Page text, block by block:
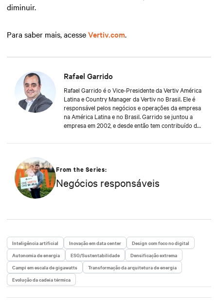
diminuir.
Para saber mais, acesseVertiv.com.
Rafael Garrido
Rafael Garrido é o Vice-Presidente da Vertiv América
Latina e Country Manager da Vertiv no Brasil. Ele é
responsável pelos negócios e operações da empresa
na América Latina e no Brasil. Garrido se juntou a
empresa em 2002, e desde então tem contribuído de
empresa. Essa realização é reforçada pelo profundo
rapidamente propondo novas soluções para apoiar a
continuidade digital dos negócios dos usuários finais
das soluções e serviços da Vertiv.
From the Series:
Negócios responsáveis
Inteligência artificial Inovação em data center
Design com foco no digital
Autonomia de energia
ESG/Sustentabilidade
Densificação extrema
Campi em escala de gigawatts
Transformação da arquitetura de energia
Evolução da cadeia térmica